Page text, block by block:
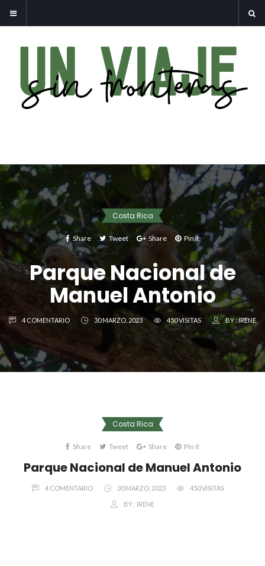
Costa Rica
Share Tweet Share Pin it
Parque Nacional de
Manuel Antonio
4 COMENTARIO 30 MARZO, 2023 450 VISITAS BY :IRENE
Costa Rica
Share Tweet Share Pin it
Parque Nacional de Manuel Antonio
4 COMENTARIO 30 MARZO, 2023 450 VISITAS
BY : IRENE